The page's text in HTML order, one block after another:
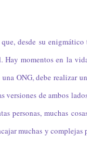
desde su
Hay momentos en la
ONG, debe realizar
versiones de ambos
personas, muchas
muchas y complejas